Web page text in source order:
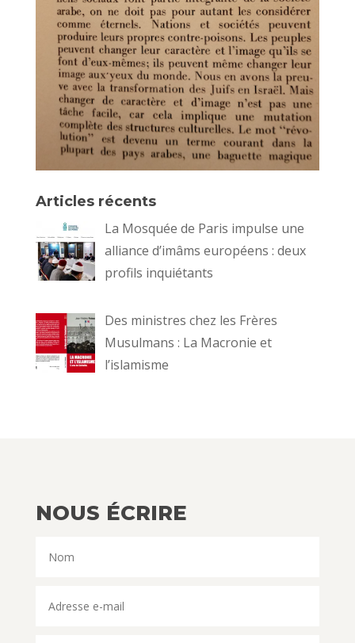
Articles récents
La Mosquée de Paris impulse une
alliance d’imâms européens : deux
profils inquiétants
Des ministres chez les Frères
Musulmans : La Macronie et
l’islamisme
NOUS ÉCRIRE